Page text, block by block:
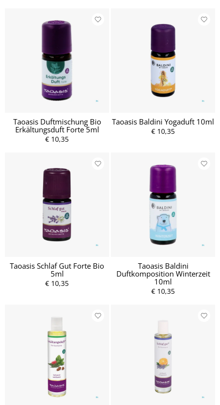
Taoasis Duftmischung Bio
Erkältungsduft Forte 5ml
€ 10,35
Taoasis Baldini Yogaduft 10ml
€ 10,35
Taoasis Schlaf Gut Forte Bio
5ml
€ 10,35
Taoasis Baldini
Duftkomposition Winterzeit
10ml
€ 10,35